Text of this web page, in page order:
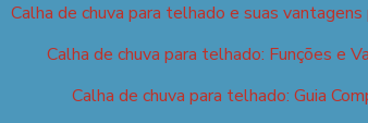
Calha de chuva para telhado e suas vantagens
Calha de chuva para telhado: Funções e
Calha de chuva para telhado: Guia